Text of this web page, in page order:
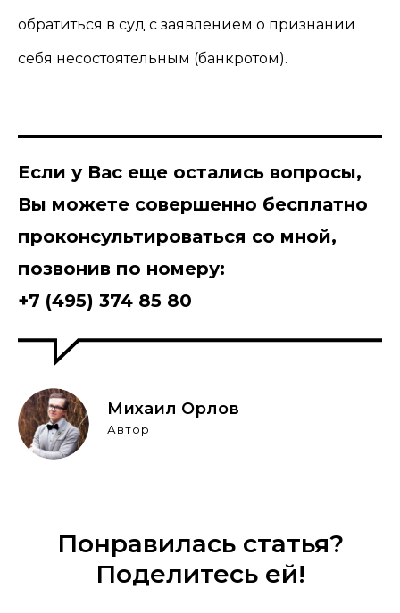
обратиться в суд с заявлением о признании
себя несостоятельным (банкротом).
Если у Вас еще остались вопросы,
Вы можете совершенно бесплатно
проконсультироваться со мной,
позвонив по номеру:
+7 (495) 374 85 80
Михаил Орлов
Автор
Понравилась статья?
Поделитесь ей!